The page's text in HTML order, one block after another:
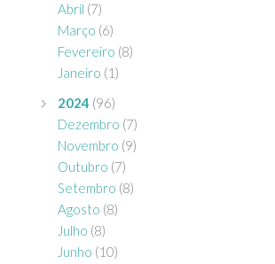
Abril (7)
Março (6)
Fevereiro (8)
Janeiro (1)
2024 (96)
Dezembro (7)
Novembro (9)
Outubro (7)
Setembro (8)
Agosto (8)
Julho (8)
Junho (10)